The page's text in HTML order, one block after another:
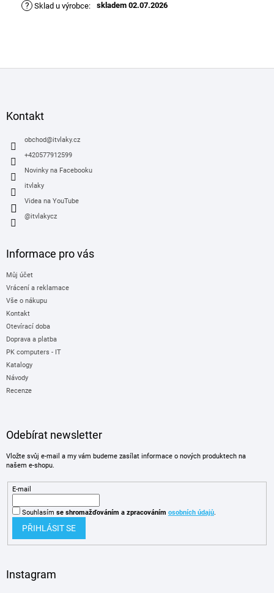
? Sklad u výrobce: skladem 02.07.2026
Kontakt
obchod@itvlaky.cz
+420577912599
Novinky na Facebooku
itvlaky
Videa na YouTube
@itvlakycz
Informace pro vás
Můj účet
Vrácení a reklamace
Vše o nákupu
Kontakt
Otevírací doba
Doprava a platba
PK computers - IT
Katalogy
Návody
Recenze
Odebírat newsletter
Vložte svůj e-mail a my vám budeme zasílat informace o nových produktech na
našem e-shopu.
E-mail
Souhlasím se shromažďováním a zpracováním osobních údajů.
PŘIHLÁSIT SE
Instagram